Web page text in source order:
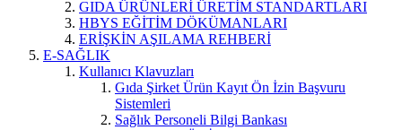
GIDA ÜRÜNLERİ ÜRETİM STANDARTLARI
HBYS EĞİTİM DÖKÜMANLARI
ERİŞKİN AŞILAMA REHBERİ
E-SAĞLIK
Kullanıcı Klavuzları
Gıda Şirket Ürün Kayıt Ön İzin Başvuru
Sistemleri
Sağlık Personeli Bilgi Bankası